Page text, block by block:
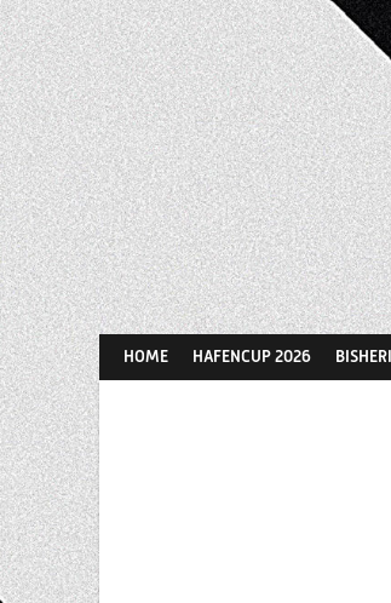
Springe
zum
Inhalt
HOME HAFENCUP 2026